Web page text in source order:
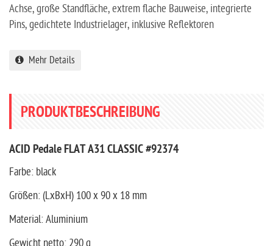
Achse, große Standfläche, extrem flache Bauweise, integrierte
Pins, gedichtete Industrielager, inklusive Reflektoren
Mehr Details
PRODUKTBESCHREIBUNG
ACID Pedale FLAT A31 CLASSIC #92374
Farbe: black
Größen: (LxBxH) 100 x 90 x 18 mm
Material: Aluminium
Gewicht netto: 290 g